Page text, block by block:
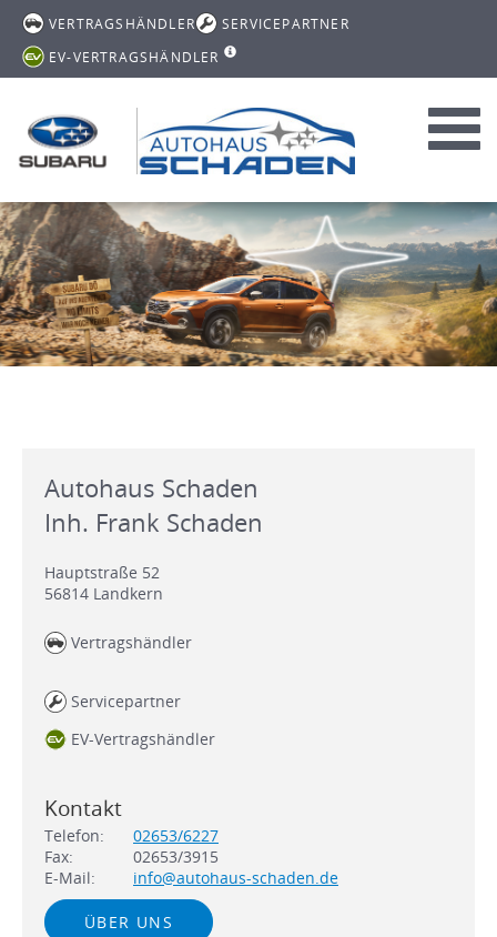
VERTRAGSHÄNDLER
SERVICEPARTNER
EV-VERTRAGSHÄNDLER
Autohaus Schaden
Inh. Frank Schaden
Hauptstraße 52
56814 Landkern
Vertragshändler
Servicepartner
EV-Vertragshändler
Kontakt
Telefon:
02653/6227
Fax:
02653/3915
E-Mail:
info@autohaus-schaden.de
ÜBER UNS